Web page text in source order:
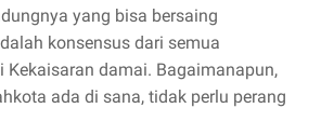
yang bisa bersaing
konsensus dari semua
Kekaisaran damai. Bagaimanapun,
ada di sana, tidak perlu perang